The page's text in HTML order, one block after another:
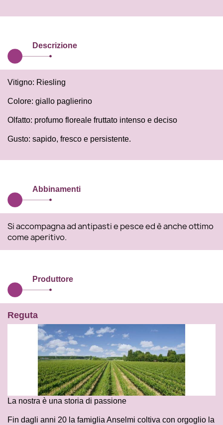
Descrizione
Vitigno: Riesling
Colore: giallo paglierino
Olfatto: profumo floreale fruttato intenso e deciso
Gusto: sapido, fresco e persistente.
Abbinamenti
Si accompagna ad antipasti e pesce ed è anche ottimo
come aperitivo.
Produttore
Reguta
La nostra è una storia di passione
Fin dagli anni 20 la famiglia Anselmi coltiva con orgoglio la